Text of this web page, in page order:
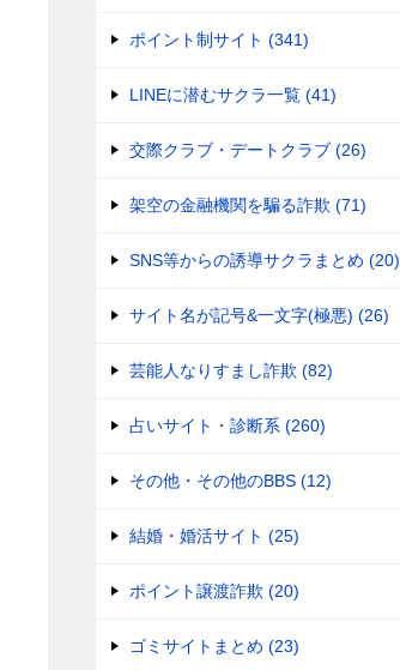
ポイント制サイト (341)
LINEに潜むサクラ一覧 (41)
交際クラブ・デートクラブ (26)
架空の金融機関を騙る詐欺 (71)
SNS等からの誘導サクラまとめ (20)
サイト名が記号&一文字(極悪) (26)
芸能人なりすまし詐欺 (82)
占いサイト・診断系 (260)
その他・その他のBBS (12)
結婚・婚活サイト (25)
ポイント譲渡詐欺 (20)
ゴミサイトまとめ (23)